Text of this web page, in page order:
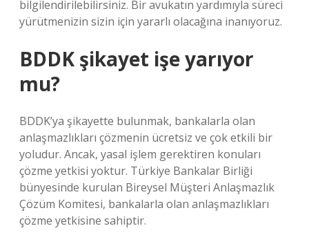
bilgilendirilebilirsiniz. Bir avukatın yardımıyla süreci
yürütmenizin sizin için yararlı olacağına inanıyoruz.
BDDK şikayet işe yarıyor
mu?
BDDK’ya şikayette bulunmak, bankalarla olan
anlaşmazlıkları çözmenin ücretsiz ve çok etkili bir
yoludur. Ancak, yasal işlem gerektiren konuları
çözme yetkisi yoktur. Türkiye Bankalar Birliği
bünyesinde kurulan Bireysel Müşteri Anlaşmazlık
Çözüm Komitesi, bankalarla olan anlaşmazlıkları
çözme yetkisine sahiptir.